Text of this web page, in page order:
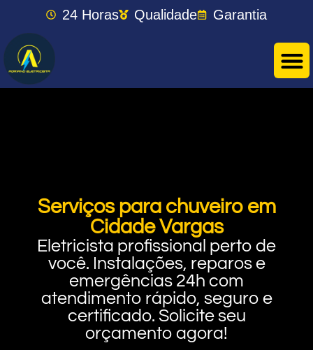
24 Horas Qualidade Garantia
Serviços para chuveiro em
Cidade Vargas
Eletricista profissional perto de
você. Instalações, reparos e
emergências 24h com
atendimento rápido, seguro e
certificado. Solicite seu
orçamento agora!